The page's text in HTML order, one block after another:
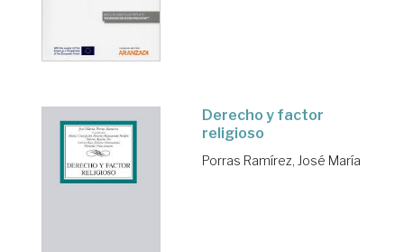
Derecho y factor
religioso
Porras Ramírez, José María